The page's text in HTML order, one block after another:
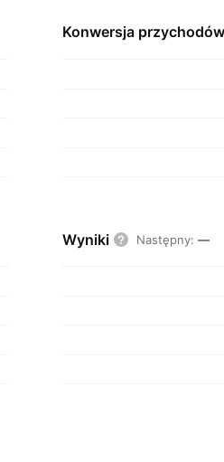
Konwersja
Wyniki Następny: —